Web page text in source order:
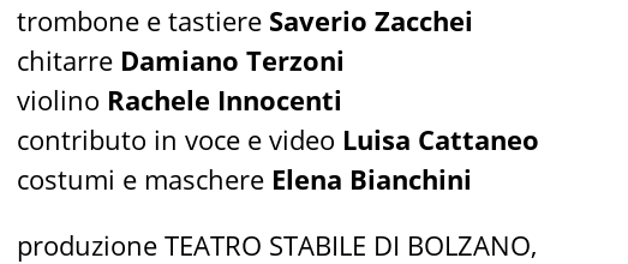
trombone e tastiere Saverio Zacchei
chitarre Damiano Terzoni
violino Rachele Innocenti
contributo in voce e video Luisa Cattaneo
costumi e maschere Elena Bianchini
produzione TEATRO STABILE DI BOLZANO,